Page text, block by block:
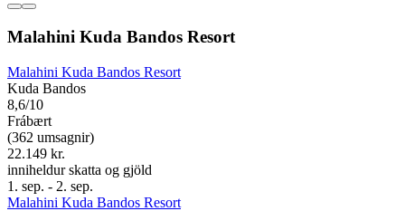
Malahini Kuda Bandos Resort
Malahini Kuda Bandos Resort
Kuda Bandos
8,6/10
Frábært
(362 umsagnir)
22.149 kr.
inniheldur skatta og gjöld
1. sep. - 2. sep.
Malahini Kuda Bandos Resort